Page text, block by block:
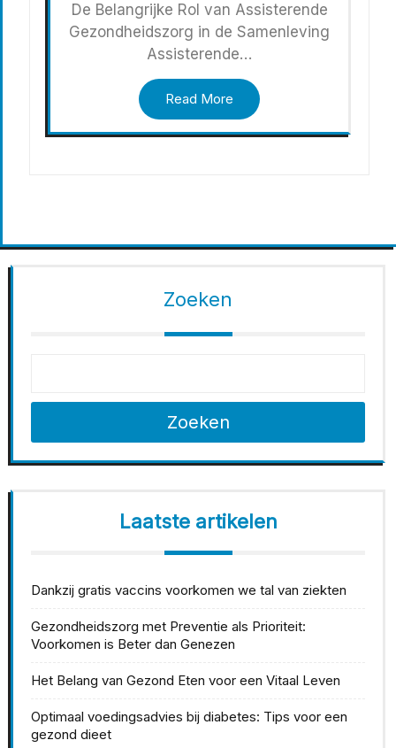
De Belangrijke Rol van Assisterende
Gezondheidszorg in de Samenleving
Assisterende…
Read More
Zoeken
Zoeken
Laatste artikelen
Dankzij gratis vaccins voorkomen we tal van ziekten
Gezondheidszorg met Preventie als Prioriteit:
Voorkomen is Beter dan Genezen
Het Belang van Gezond Eten voor een Vitaal Leven
Optimaal voedingsadvies bij diabetes: Tips voor een
gezond dieet